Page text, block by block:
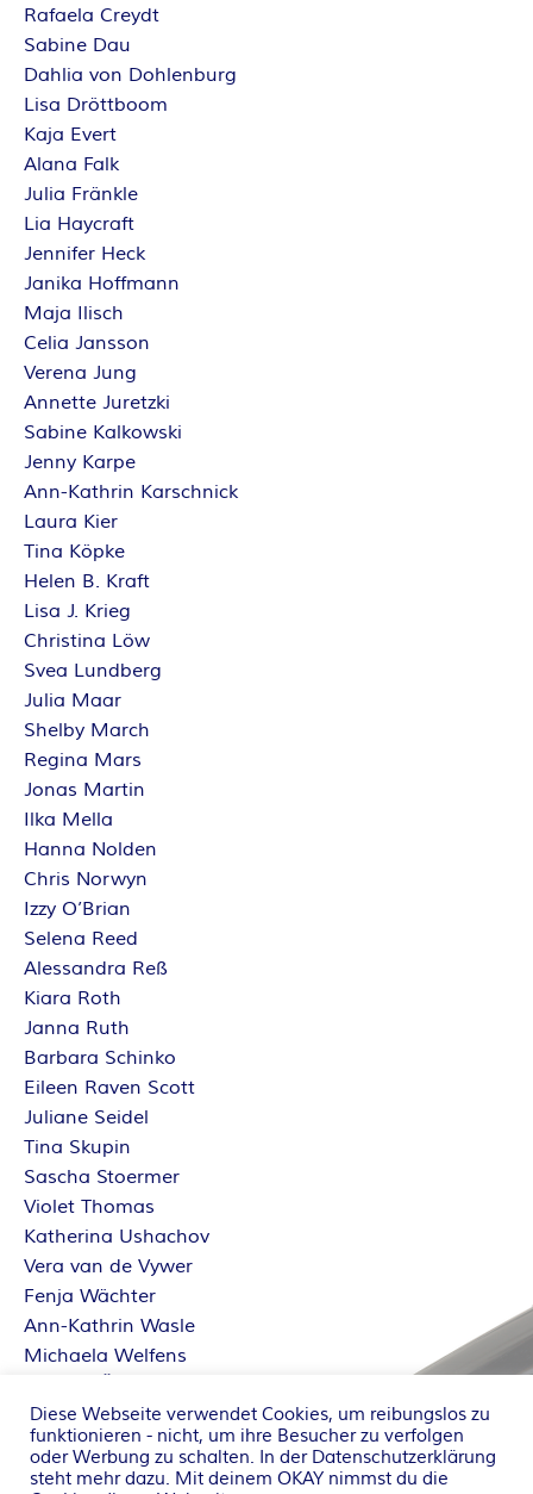
Rafaela Creydt
Sabine Dau
Dahlia von Dohlenburg
Lisa Dröttboom
Kaja Evert
Alana Falk
Julia Fränkle
Lia Haycraft
Jennifer Heck
Janika Hoffmann
Maja Ilisch
Celia Jansson
Verena Jung
Annette Juretzki
Sabine Kalkowski
Jenny Karpe
Ann-Kathrin Karschnick
Laura Kier
Tina Köpke
Helen B. Kraft
Lisa J. Krieg
Christina Löw
Svea Lundberg
Julia Maar
Shelby March
Regina Mars
Jonas Martin
Ilka Mella
Hanna Nolden
Chris Norwyn
Izzy O’Brian
Selena Reed
Alessandra Reß
Kiara Roth
Janna Ruth
Barbara Schinko
Eileen Raven Scott
Juliane Seidel
Tina Skupin
Sascha Stoermer
Violet Thomas
Katherina Ushachov
Vera van de Vywer
Fenja Wächter
Ann-Kathrin Wasle
Michaela Welfens
Dorothe Zürcher
Diese Webseite verwendet Cookies, um reibungslos zu
funktionieren - nicht, um ihre Besucher zu verfolgen
oder Werbung zu schalten. In der Datenschutzerklärung
steht mehr dazu. Mit deinem OKAY nimmst du die